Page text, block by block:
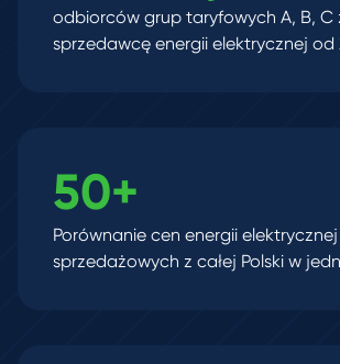
odbiorców grup taryfowych A, B, C
sprzedawcę energii elektrycznej od
50+
Porównanie cen energii
sprzedażowych z całej Polski w